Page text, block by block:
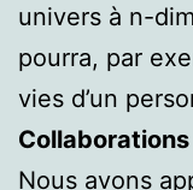
univers à n-
pourra, par
vies d’un
Collaborations
Nous avons